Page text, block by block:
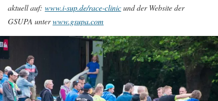
aktuell auf: www.i-sup.de/race-clinicund der Website der
GSUPA unterwww.gsupa.com